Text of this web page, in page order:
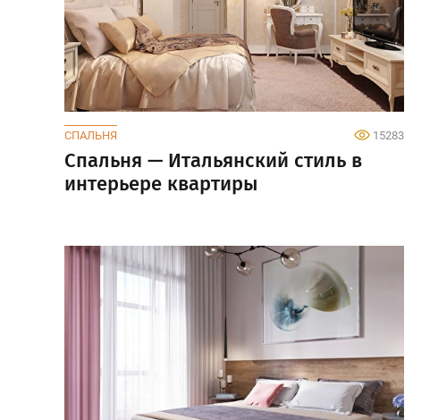
СПАЛЬНЯ 15283
Спальня — Итальянский стиль в
интерьере квартиры